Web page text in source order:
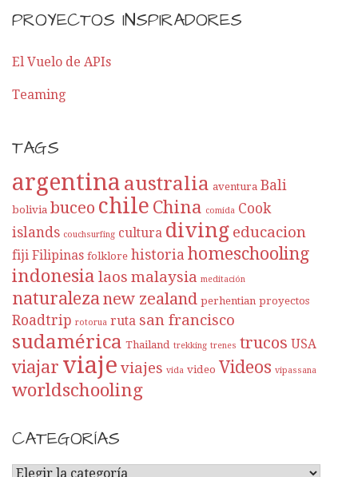
PROYECTOS INSPIRADORES
El Vuelo de APIs
Teaming
TAGS
argentina australia aventura Bali
bolivia buceo chile China comida Cook
islands couchsurfing cultura diving educacion
fiji Filipinas folklore historia homeschooling
indonesia laos malaysia meditación
naturaleza new zealand perhentian proyectos
Roadtrip rotorua ruta san francisco
sudamérica Thailand trekking trenes trucos USA
viajar viaje viajes vida video Videos vipassana
worldschooling
CATEGORÍAS